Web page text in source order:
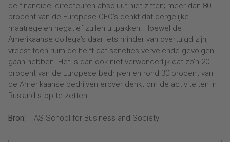
de financieel directeuren absoluut niet zitten; meer dan 80
procent van de Europese CFO’s denkt dat dergelijke
maatregelen negatief zullen uitpakken. Hoewel de
Amerikaanse collega’s daar iets minder van overtuigd zijn,
vreest toch ruim de helft dat sancties vervelende gevolgen
gaan hebben. Het is dan ook niet verwonderlijk dat zo’n 20
procent van de Europese bedrijven en rond 30 procent van
de Amerikaanse bedrijven erover denkt om de activiteiten in
Rusland stop te zetten.
Bron: TIAS School for Business and Society